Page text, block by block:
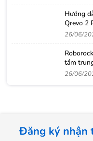
Hướng
Qrevo 2
26/06/
tầm
cao cấp
26/06/
Đăng ký nhận